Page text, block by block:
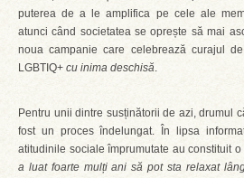
puterea de a le amplifica pe cele ale
atunci când societatea se oprește să mai
noua campanie care celebrează curajul
LGBTIQ+ cu inima deschisă.
Pentru unii dintre susținătorii de azi, drumul
fost un proces îndelungat. În lipsa
atitudinile sociale împrumutate au constituit
a luat foarte mulți ani să pot sta relaxat